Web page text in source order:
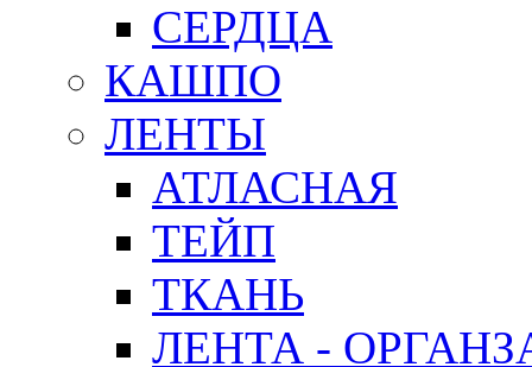
СЕРДЦА
КАШПО
ЛЕНТЫ
АТЛАСНАЯ
ТЕЙП
ТКАНЬ
ЛЕНТА -